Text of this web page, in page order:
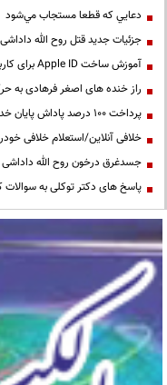
دعايي كه قطعا مستجاب مي‌شود
جزئیات جدید قتل روح الله داداشی
آموزش ساخت Apple ID برای کاربران ایرانی
راز خنده های اصغر فرهادی به
پرداخت ۱۰۰ درصد پاداش پایان خدمت فرهنگیان
خلافی آنلاین/استعلام خلافی
جسدغرق درخون روح الله
پاسخ های دکتر توکلی به سوالات